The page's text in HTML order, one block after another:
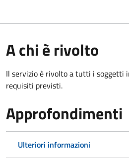
A chi è rivolto
Il servizio è rivolto a tutti i soggetti
requisiti previsti.
Approfondimenti
Ulteriori informazioni